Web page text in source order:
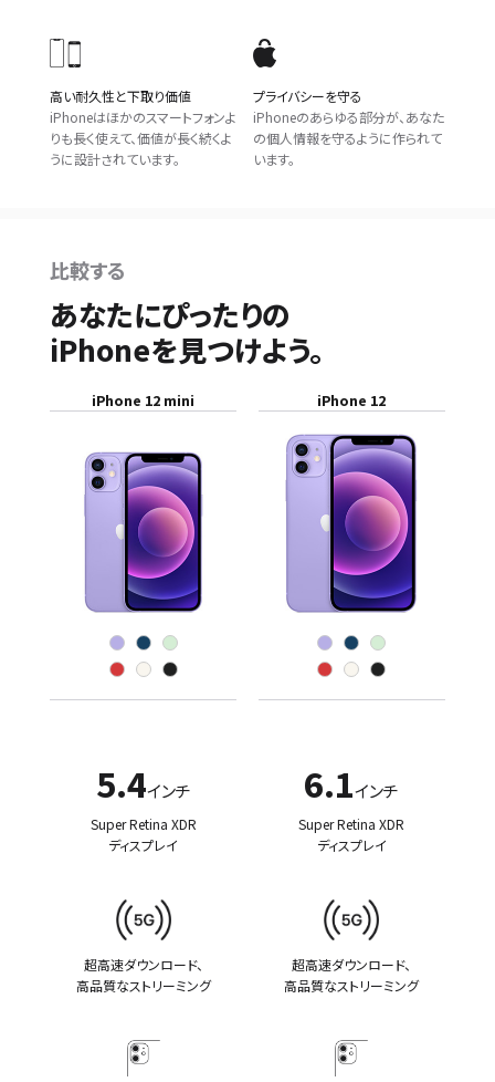
高い耐久性と下取り価値
iPhoneはほかのスマートフォンよ
りも長く使えて、価値が長く続くよ
うに設計されています。
プライバシーを守る
iPhoneのあらゆる部分が、あなた
の個人情報を守るように作られて
います。
比較する
あなたにぴったりの
iPhoneを見つけよう。
iPhone 12 mini
5.4インチ
Super Retina XDR
ディスプレイ
超高速ダウンロード、
高品質なストリーミング
iPhone 12
6.1インチ
Super Retina XDR
ディスプレイ
超高速ダウンロード、
高品質なストリーミング